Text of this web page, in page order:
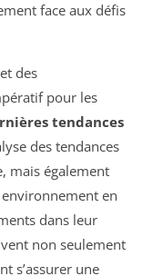
face aux défis
des
pour les
tendances
des tendances
mais également
en
dans leur
non seulement
s’assurer une